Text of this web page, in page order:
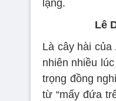
lặng.
Lê
Là cây hài của
nhiên nhiều
trọng đồng
từ “mấy đứa